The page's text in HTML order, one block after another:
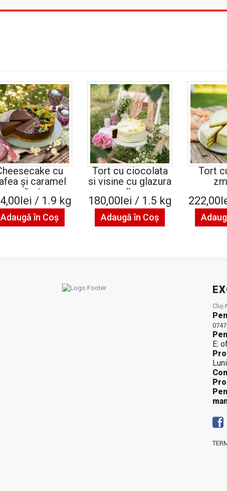
cu
și caramel
sărat
/ 1.9 kg
Adaugă în Coş
Tort cu ciocolata
si visine cu glazura
alba
180,00lei / 1.5 kg
Adaugă în Coş
Tort
E: